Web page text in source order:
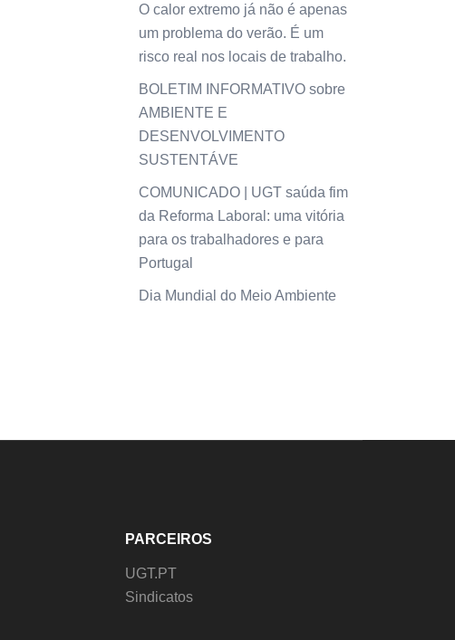
O calor extremo já não é apenas
um problema do verão. É um
risco real nos locais de trabalho.
BOLETIM INFORMATIVO sobre
AMBIENTE E
DESENVOLVIMENTO
SUSTENTÁVE
COMUNICADO | UGT saúda fim
da Reforma Laboral: uma vitória
para os trabalhadores e para
Portugal
Dia Mundial do Meio Ambiente
PARCEIROS
UGT.PT
Sindicatos